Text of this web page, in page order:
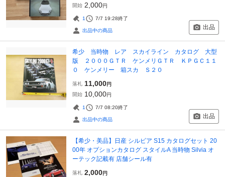
開始 2,000円
1 7/7 19:28終了
出品中の商品 出品
希少 当時物 レア スカイライン カタログ 大型
版 ２０００ＧＴＲ ケンメリＧＴＲ ＫＰＧＣ１１
０ ケンメリー 箱スカ Ｓ２０
落札 11,000円
開始 10,000円
1 7/7 08:20終了
出品中の商品 出品
【希少・美品】日産 シルビア S15 カタログセット 20
00年 オプションカタログ スタイルA 当時物 Silvia オ
ーテック記載有 店舗シール有
落札 2,000円